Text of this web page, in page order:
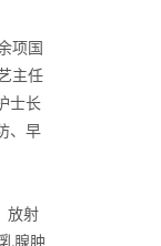
项国
主任
士长
、早
放射
腺肿